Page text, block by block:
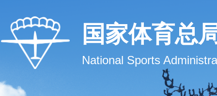
国家体育总
National Sports